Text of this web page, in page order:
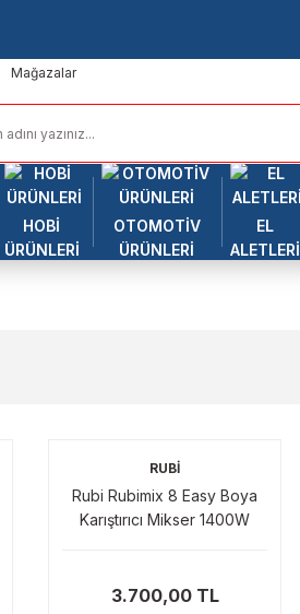
Mağazalar
HOBİ
ÜRÜNLERİ
OTOMOTİV
ÜRÜNLERİ
EL
ALETLERİ
RUBİ
Rubi Rubimix 8 Easy Boya
Karıştırıcı Mikser 1400W
3.700,00 TL